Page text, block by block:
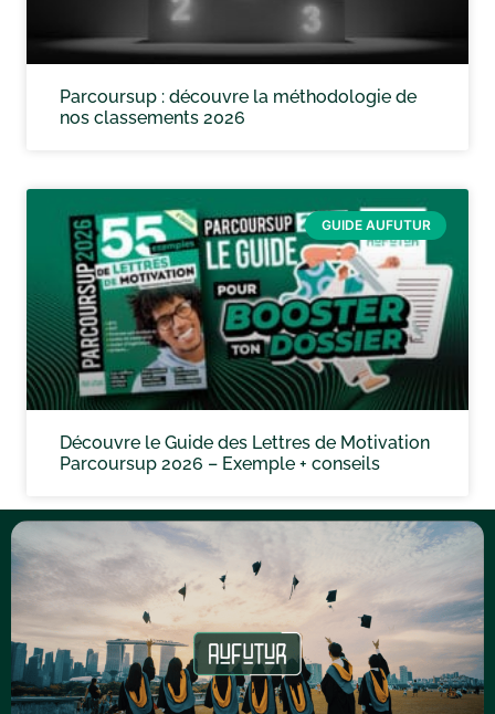
Parcoursup : découvre la méthodologie de
nos classements 2026
GUIDE AUFUTUR
Découvre le Guide des Lettres de Motivation
Parcoursup 2026 – Exemple + conseils